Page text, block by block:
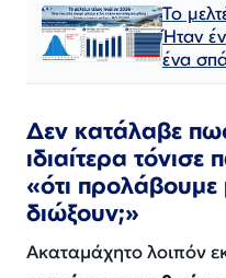
Το
Ήταν
ένα
Δεν κατάλαβε
ιδιαίτερα τόνισε
«ότι προλάβουμε
διώξουν;»
Ακαταμάχητο λοιπόν